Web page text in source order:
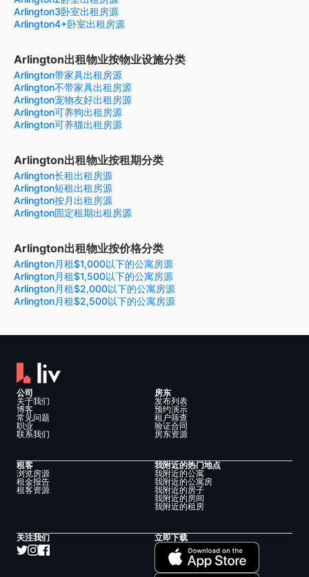
Arlington3卧室出租房源
Arlington4+卧室出租房源
Arlington出租物业按物业设施分类
Arlington带家具出租房源
Arlington不带家具出租房源
Arlington宠物友好出租房源
Arlington可养狗出租房源
Arlington可养猫出租房源
Arlington出租物业按租期分类
Arlington长租出租房源
Arlington短租出租房源
Arlington按月出租房源
Arlington固定租期出租房源
Arlington出租物业按价格分类
Arlington月租$1,000以下的公寓房源
Arlington月租$1,500以下的公寓房源
Arlington月租$2,000以下的公寓房源
Arlington月租$2,500以下的公寓房源
公司
关于我们
博客
常见问题
职业
联系我们
房东
发布列表
预约演示
租户筛查
验证合同
房东资源
租客
浏览房源
租金报告
租客资源
我附近的热门地点
我附近的公寓
我附近的公寓房
我附近的房子
我附近的房间
我附近的租房
关注我们 立即下载